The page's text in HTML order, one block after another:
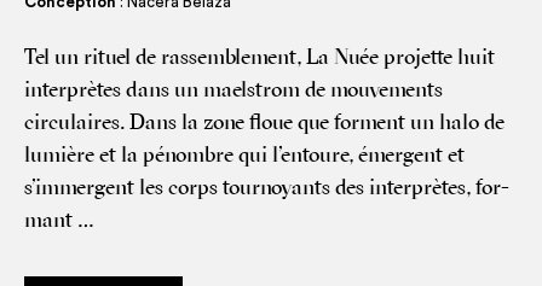
Tel un rituel de ras­sem­ble­ment, La Nuée pro­jette huit
inter­prètes dans un mael­strom de mou­ve­ments
circulaires. Dans la zone floue que forment un halo de
lumière et la pénombre qui l’entoure, émergent et
s’immergent les corps tour­noyants des inter­prètes, for­
mant …